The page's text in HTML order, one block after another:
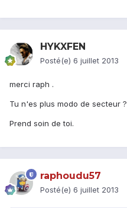
HYKXFEN
Posté(e) 6 juillet 2013
merci raph .
Tu n'es plus modo de secteur ?
Prend soin de toi.
raphoudu57
Posté(e) 6 juillet 2013